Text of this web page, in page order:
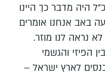
היה מדבר כך היינו
באב אנחנו אומרים
נראה לנו מוזר.
הפיזי והגשמי
לארץ ישראל –